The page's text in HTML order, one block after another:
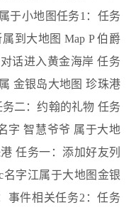
于小地图任务1：任务
到大地图 Map P 伯爵
话进入黄金海岸 任务
金银岛大地图 珍珠港
二：约翰的礼物 任务
字 智慧爷爷 属于大地
任务一：添加好友列
名字江属于大地图金银
事件相关任务2：任务